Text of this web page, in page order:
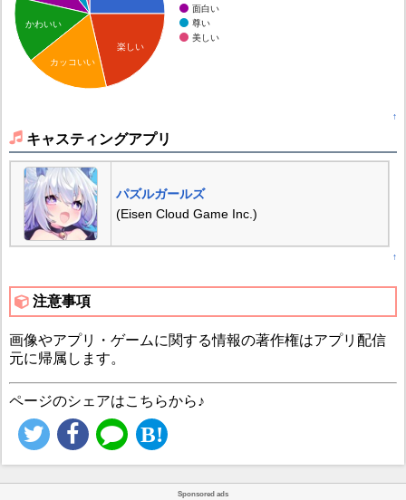
面白い
尊い
美しい
楽しい
かわいい
カッコいい
↑
キャスティングアプリ
パズルガールズ
(Eisen Cloud Game Inc.)
↑
注意事項
画像やアプリ・ゲームに関する情報の著作権はアプリ配信
元に帰属します。
ページのシェアはこちらから♪
Sponsored ads